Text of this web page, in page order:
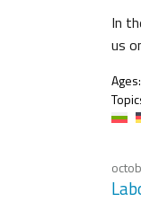
In
us
Ages: